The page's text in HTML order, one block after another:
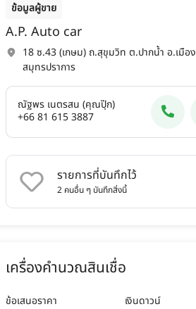
ข้อมูลผู้ขาย
A.P. Auto car
18 ซ.43 (เกษม) ถ.สุขุมวิท ต.ปากน้ำ อ.เมือง
สมุทรปราการ
ณัฐพร เนตรสน (คุณปุ๊ก)
+66 81 615 3887
รายการที่บันทึกไว้
2 คนอื่น ๆ บันทึกสิ่งนี้
เครื่องคำนวณสินเชื่อ
ข้อเสนอราคา เงินดาวน์